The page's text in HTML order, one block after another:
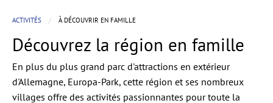
ACTIVITÉS À DÉCOUVRIR EN FAMILLE
Découvrez la région en famille
En plus du plus grand parc d'attractions en extérieur
d'Allemagne, Europa-Park, cette région et ses nombreux
villages offre des activités passionnantes pour toute la